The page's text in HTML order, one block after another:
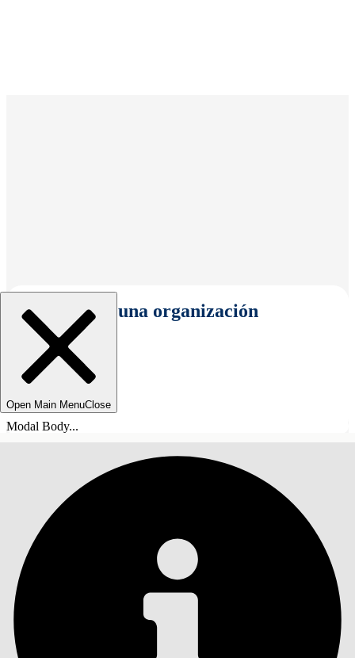
Seleccionar una organización
Open Main MenuClose
Modal Body...
ÍNDICE DE MATERIAS